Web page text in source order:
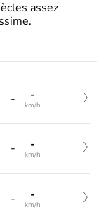
assez
- -
km/h
- -
km/h
- -
km/h